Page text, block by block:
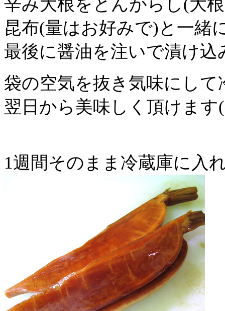
辛み大根をとんがらし(大
昆布(量はお好みで)と一緒
最後に醤油を注いで漬け込
袋の空気を抜き気味にし
翌日から美味しく頂けます
1週間そのまま冷蔵庫に入